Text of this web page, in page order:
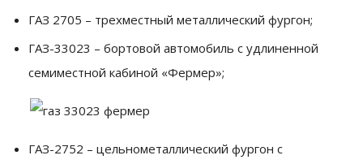
ГАЗ 2705 – трехместный металлический фургон;
ГАЗ-33023 – бортовой автомобиль с удлиненной
семиместной кабиной «Фермер»;
ГАЗ-2752 – цельнометаллический фургон с